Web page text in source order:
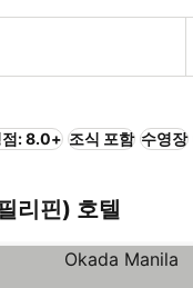
점: 8.0+ 조식 포함 수영장
리핀) 호텔